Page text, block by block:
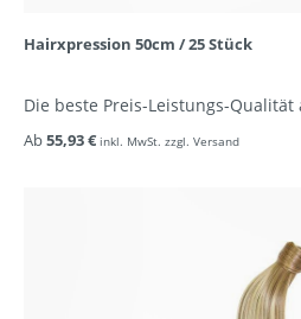
Hairxpression 50cm / 25 Stück
Die beste Preis-Leistungs-
Ab55,93 € inkl. MwSt. zzgl. Versand